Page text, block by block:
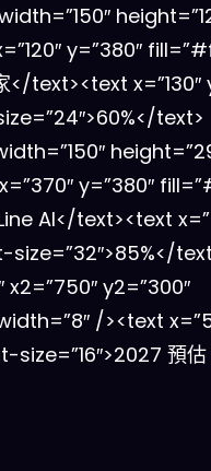
y=”380″
</text><text x=”130″
text>
y=”380″
AI</text><text
size=”32″>85%</
x2=”750″ y2=”300″
/><text
預估